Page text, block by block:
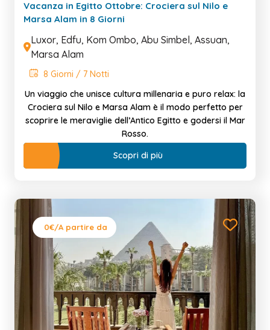
Vacanza in Egitto Ottobre: Crociera sul Nilo e
Marsa Alam in 8 Giorni
Luxor, Edfu, Kom Ombo, Abu Simbel, Assuan,
Marsa Alam
8 Giorni / 7 Notti
Un viaggio che unisce cultura millenaria e puro relax: la
Crociera sul Nilo e Marsa Alam è il modo perfetto per
scoprire le meraviglie dell’Antico Egitto e godersi il Mar
Rosso.
Scopri di più
0€/A partire da